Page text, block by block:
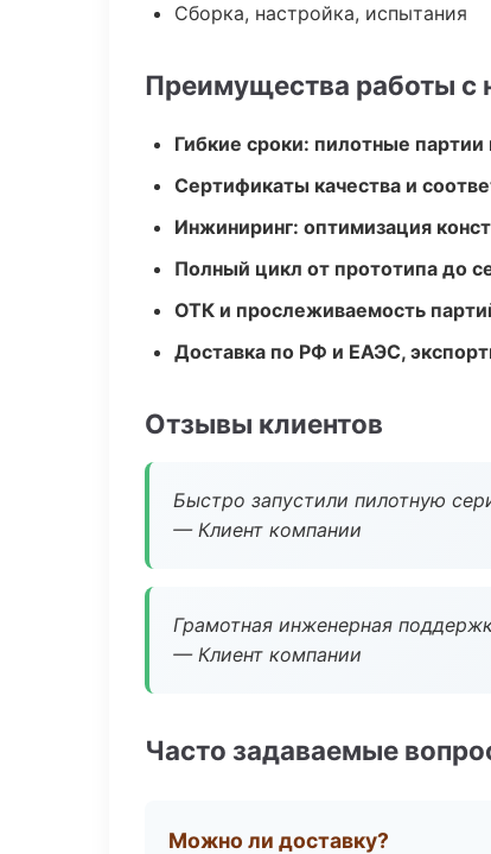
Сборка, настройка, испытания
Преимущества работы с
Гибкие сроки: пилотные
Сертификаты качества и
Инжиниринг: оптимизация
Полный цикл от прототипа до
ОТК и прослеживаемость
Доставка по РФ и ЕАЭС,
Отзывы клиентов
Быстро запустили пилотную
— Клиент компании
Грамотная инженерная
— Клиент компании
Часто задаваемые
Можно ли доставку?